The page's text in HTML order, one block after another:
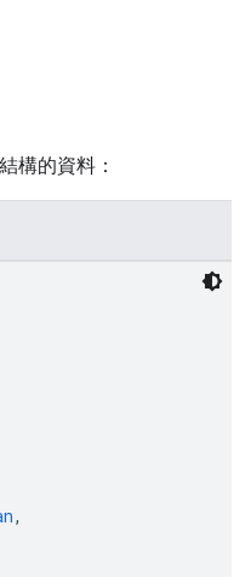
構的資料：
,